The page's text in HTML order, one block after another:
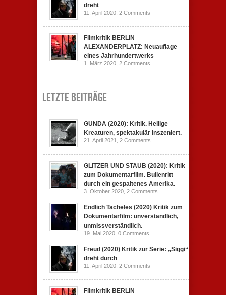
dreht
11. April 2020, 2 Comments
Filmkritik BERLIN
ALEXANDERPLATZ: Neuauflage
eines Jahrhundertwerks
1. März 2020, 2 Comments
Letzte Beiträge
GUNDA (2020): Kritik. Heilige
Kreaturen, spektakulär inszeniert.
21. April 2021, 2 Comments
GLITZER UND STAUB (2020): Kritik
zum Dokumentarfilm. Bullenritt
durch ein gespaltenes Amerika.
3. Oktober 2020, 2 Comments
Endlich Tacheles (2020) Kritik zum
Dokumentarfilm: unverständlich,
unmissverständlich.
19. Mai 2020, 0 Comments
Freud (2020) Kritik zur Serie: „Siggi“
dreht durch
11. April 2020, 2 Comments
Filmkritik BERLIN